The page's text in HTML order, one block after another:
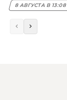
8 АВГУСТА В 13:08